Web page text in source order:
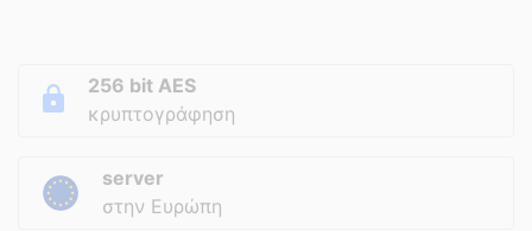
256 bit AES
κρυπτογράφηση
server
στην Ευρώπη